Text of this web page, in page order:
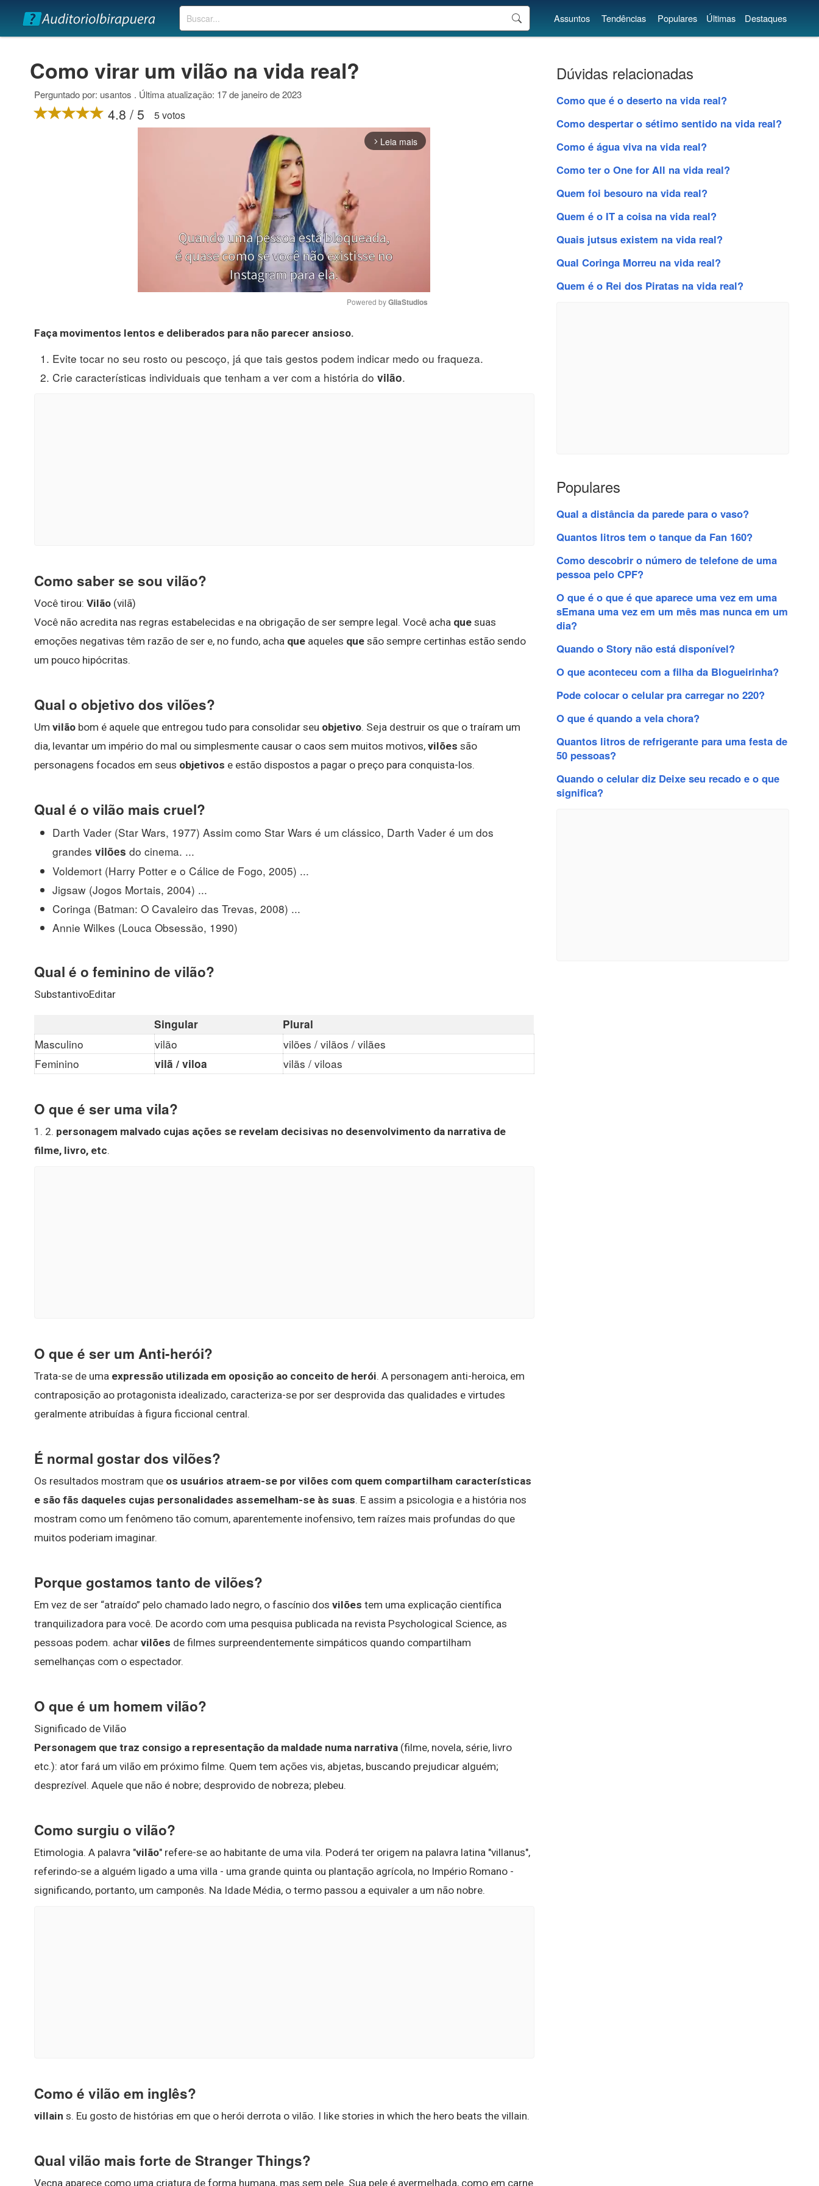
Buscar Assuntos Tendências Populares Últimas Destaques
Como virar um vilão na vida real?
Perguntado por: usantos . Última atualização: 17 de janeiro de 2023
4.8 / 5 5 votos
arrow_forward_ios Leia mais
Powered by GliaStudios
Faça movimentos lentos e deliberados para não parecer ansioso.
Evite tocar no seu rosto ou pescoço, já que tais gestos podem indicar medo ou fraqueza.
Crie características individuais que tenham a ver com a história do vilão.
Como saber se sou vilão?
Você tirou: Vilão (vilã)
Você não acredita nas regras estabelecidas e na obrigação de ser sempre legal. Você acha que suas
emoções negativas têm razão de ser e, no fundo, acha que aqueles que são sempre certinhas estão sendo
um pouco hipócritas.
Qual o objetivo dos vilões?
Um vilão bom é aquele que entregou tudo para consolidar seu objetivo. Seja destruir os que o traíram um
dia, levantar um império do mal ou simplesmente causar o caos sem muitos motivos, vilões são
personagens focados em seus objetivos e estão dispostos a pagar o preço para conquista-los.
Qual é o vilão mais cruel?
Darth Vader (Star Wars, 1977) Assim como Star Wars é um clássico, Darth Vader é um dos
grandes vilões do cinema. ...
Voldemort (Harry Potter e o Cálice de Fogo, 2005) ...
Jigsaw (Jogos Mortais, 2004) ...
Coringa (Batman: O Cavaleiro das Trevas, 2008) ...
Annie Wilkes (Louca Obsessão, 1990)
Qual é o feminino de vilão?
SubstantivoEditar
Singular Plural
Masculino vilão
vilões / vilãos / vilães
Feminino
vilã / viloa vilãs / viloas
O que é ser uma vila?
1. 2. personagem malvado cujas ações se revelam decisivas no desenvolvimento da narrativa de
filme, livro, etc.
O que é ser um Anti-herói?
Trata-se de uma expressão utilizada em oposição ao conceito de herói. A personagem anti-heroica, em
contraposição ao protagonista idealizado, caracteriza-se por ser desprovida das qualidades e virtudes
geralmente atribuídas à figura ficcional central.
É normal gostar dos vilões?
Os resultados mostram que os usuários atraem-se por vilões com quem compartilham características
e são fãs daqueles cujas personalidades assemelham-se às suas. E assim a psicologia e a história nos
mostram como um fenômeno tão comum, aparentemente inofensivo, tem raízes mais profundas do que
muitos poderiam imaginar.
Porque gostamos tanto de vilões?
Em vez de ser “atraído” pelo chamado lado negro, o fascínio dos vilões tem uma explicação científica
tranquilizadora para você. De acordo com uma pesquisa publicada na revista Psychological Science, as
pessoas podem. achar vilões de filmes surpreendentemente simpáticos quando compartilham
semelhanças com o espectador.
O que é um homem vilão?
Significado de Vilão
Personagem que traz consigo a representação da maldade numa narrativa (filme, novela, série, livro
etc.): ator fará um vilão em próximo filme. Quem tem ações vis, abjetas, buscando prejudicar alguém;
desprezível. Aquele que não é nobre; desprovido de nobreza; plebeu.
Como surgiu o vilão?
Etimologia. A palavra "vilão" refere-se ao habitante de uma vila. Poderá ter origem na palavra latina "villanus",
referindo-se a alguém ligado a uma villa - uma grande quinta ou plantação agrícola, no Império Romano -
significando, portanto, um camponês. Na Idade Média, o termo passou a equivaler a um não nobre.
Como é vilão em inglês?
villain s. Eu gosto de histórias em que o herói derrota o vilão. I like stories in which the hero beats the villain.
Qual vilão mais forte de Stranger Things?
Vecna aparece como uma criatura de forma humana, mas sem pele. Sua pele é avermelhada, como em carne
Dúvidas relacionadas
Como que é o deserto na vida real?
Como despertar o sétimo sentido na vida real?
Como é água viva na vida real?
Como ter o One for All na vida real?
Quem foi besouro na vida real?
Quem é o IT a coisa na vida real?
Quais jutsus existem na vida real?
Qual Coringa Morreu na vida real?
Quem é o Rei dos Piratas na vida real?
Populares
Qual a distância da parede para o vaso?
Quantos litros tem o tanque da Fan 160?
Como descobrir o número de telefone de uma
pessoa pelo CPF?
O que é o que é que aparece uma vez em uma
sEmana uma vez em um mês mas nunca em um
dia?
Quando o Story não está disponível?
O que aconteceu com a filha da Blogueirinha?
Pode colocar o celular pra carregar no 220?
O que é quando a vela chora?
Quantos litros de refrigerante para uma festa de
50 pessoas?
Quando o celular diz Deixe seu recado e o que
significa?